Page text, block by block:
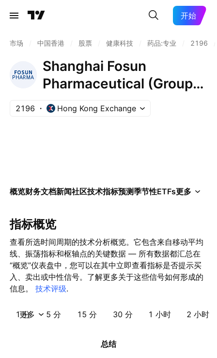
开始
市场 中国香港 股票 健康科技 药品:专业 2196
Shanghai Fosun
Pharmaceutical (Group)
Co., Ltd. Class H
2196 Hong Kong Exchange
概览财务文档新闻社区技术指标预测季节性ETFs更多
指标概览
查看所选时间周期的技术分析概览。它包含来自移动平均
线、振荡指标和枢轴点的关键数据 — 所有数据都汇总在
“概览”仪表盘中，您可以在其中立即查看指标是否提示买
入、卖出或中性信号。了解更多关于这些信号如何形成的
信息。 技术评级.
1 分 5 分 15 分 30 分 1 小时 2 小时
更多
总结